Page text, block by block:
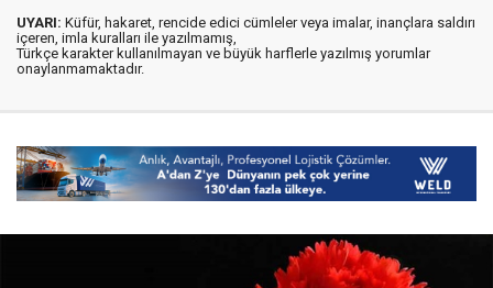
UYARI: Küfür, hakaret, rencide edici cümleler veya imalar, inançlara saldırı
içeren, imla kuralları ile yazılmamış,
Türkçe karakter kullanılmayan ve büyük harflerle yazılmış yorumlar
onaylanmamaktadır.